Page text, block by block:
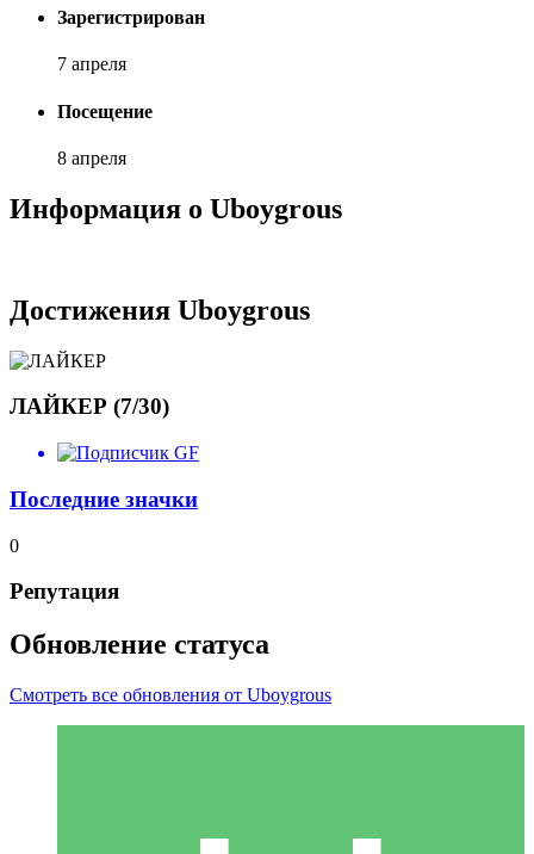
Зарегистрирован
7 апреля
Посещение
8 апреля
Информация о Uboygrous
Достижения Uboygrous
ЛАЙКЕР (7/30)
Последние значки
0
Репутация
Обновление статуса
Смотреть все обновления от Uboygrous